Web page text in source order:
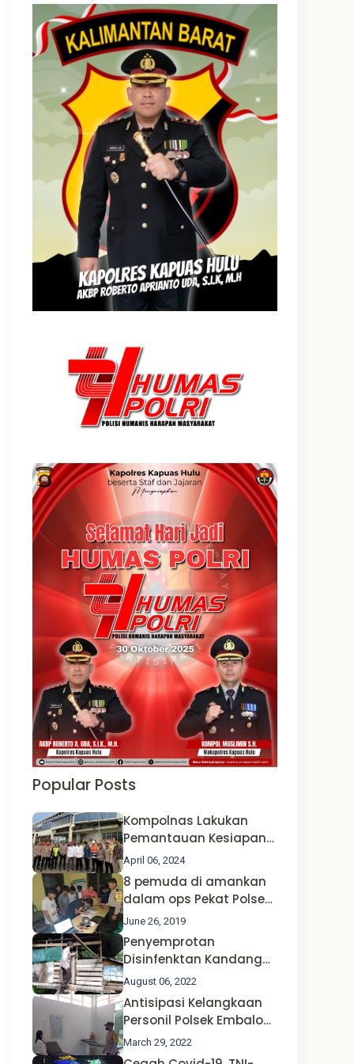
Popular Posts
Kompolnas Lakukan
Pemantauan Kesiapan
Operasi Ketupat 2024 di
Polda Jatim Bersama
Kapolri dan Menteri
Perhubungan
April 06, 2024
8 pemuda di amankan
dalam ops Pekat Polsek
Jongkong
June 26, 2019
Penyemprotan
Disinfenktan Kandang
Ternak Kambing warga
Oleh Satgas Ops Aman
Nusa II Polda Kalbar*
August 06, 2022
Antisipasi Kelangkaan
Personil Polsek Embaloh
Hulu Gencar Lakukan
Pengecekan Oksigen
March 29, 2022